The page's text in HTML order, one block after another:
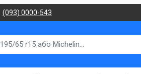
(093) 0000-543